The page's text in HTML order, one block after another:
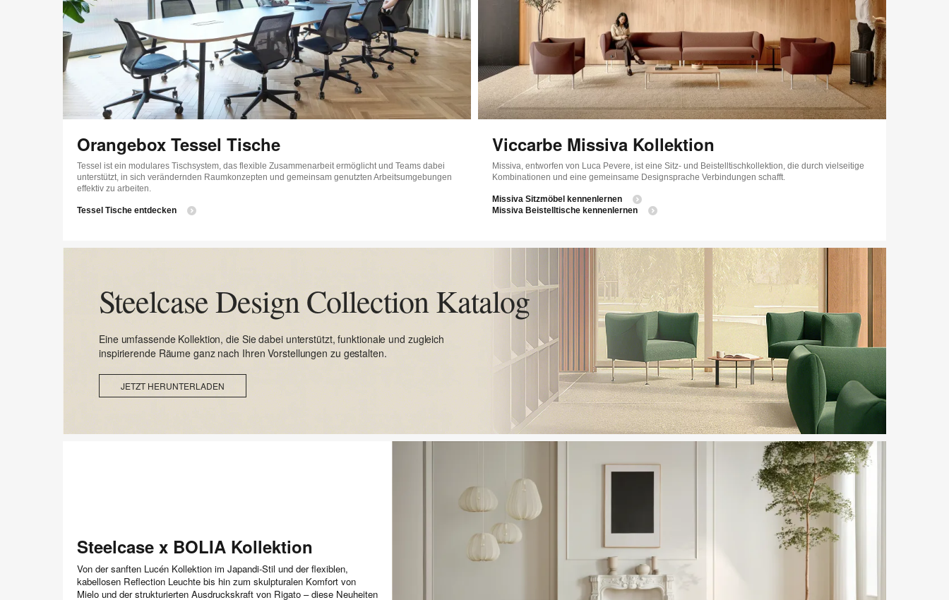
Orangebox Tessel Tische
Tessel ist ein modulares Tischsystem, das flexible Zusammenarbeit ermöglicht und Teams dabei
unterstützt, in sich verändernden Raumkonzepten und gemeinsam genutzten Arbeitsumgebungen
effektiv zu arbeiten.
Tessel Tische entdecken
Viccarbe Missiva Kollektion
Missiva, entworfen von Luca Pevere, ist eine Sitz‑ und Beistelltischkollektion, die durch vielseitige
Kombinationen und eine gemeinsame Designsprache Verbindungen schafft.
Missiva Sitzmöbel kennenlernen
Missiva Beistelltische kennenlernen
Steelcase Design Collection Katalog
Eine umfassende Kollektion, die Sie dabei unterstützt, funktionale und zugleich
inspirierende Räume ganz nach Ihren Vorstellungen zu gestalten.
JETZT HERUNTERLADEN
Steelcase x BOLIA Kollektion
Von der sanften Lucén Kollektion im Japandi-Stil und der flexiblen,
kabellosen Reflection Leuchte bis hin zum skulpturalen Komfort von
Mielo und der strukturierten Ausdruckskraft von Rigato – diese Neuheiten